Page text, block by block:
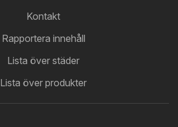
Kontakt
Rapportera innehåll
Lista över städer
Lista över produkter